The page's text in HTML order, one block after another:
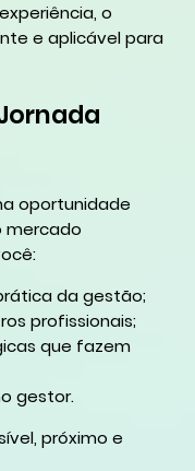
o
e aplicável para
oportunidade
mercado
da gestão;
profissionais;
que fazem
gestor.
próximo e